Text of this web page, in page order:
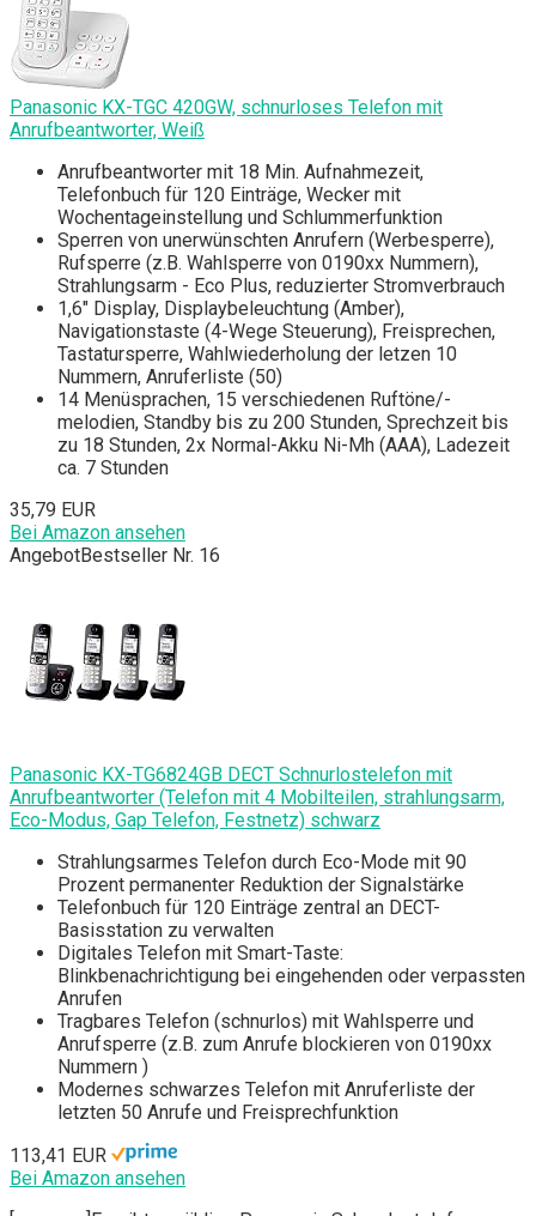
Panasonic KX-TGC 420GW, schnurloses Telefon mit
Anrufbeantworter, Weiß
Anrufbeantworter mit 18 Min. Aufnahmezeit,
Telefonbuch für 120 Einträge, Wecker mit
Wochentageinstellung und Schlummerfunktion
Sperren von unerwünschten Anrufern (Werbesperre),
Rufsperre (z.B. Wahlsperre von 0190xx Nummern),
Strahlungsarm - Eco Plus, reduzierter Stromverbrauch
1,6" Display, Displaybeleuchtung (Amber),
Navigationstaste (4-Wege Steuerung), Freisprechen,
Tastatursperre, Wahlwiederholung der letzen 10
Nummern, Anruferliste (50)
14 Menüsprachen, 15 verschiedenen Ruftöne/-
melodien, Standby bis zu 200 Stunden, Sprechzeit bis
zu 18 Stunden, 2x Normal-Akku Ni-Mh (AAA), Ladezeit
ca. 7 Stunden
35,79 EUR
Bei Amazon ansehen
AngebotBestseller Nr. 16
Panasonic KX-TG6824GB DECT Schnurlostelefon mit
Anrufbeantworter (Telefon mit 4 Mobilteilen, strahlungsarm,
Eco-Modus, Gap Telefon, Festnetz) schwarz
Strahlungsarmes Telefon durch Eco-Mode mit 90
Prozent permanenter Reduktion der Signalstärke
Telefonbuch für 120 Einträge zentral an DECT-
Basisstation zu verwalten
Digitales Telefon mit Smart-Taste:
Blinkbenachrichtigung bei eingehenden oder verpassten
Anrufen
Tragbares Telefon (schnurlos) mit Wahlsperre und
Anrufsperre (z.B. zum Anrufe blockieren von 0190xx
Nummern )
Modernes schwarzes Telefon mit Anruferliste der
letzten 50 Anrufe und Freisprechfunktion
113,41 EUR
Bei Amazon ansehen